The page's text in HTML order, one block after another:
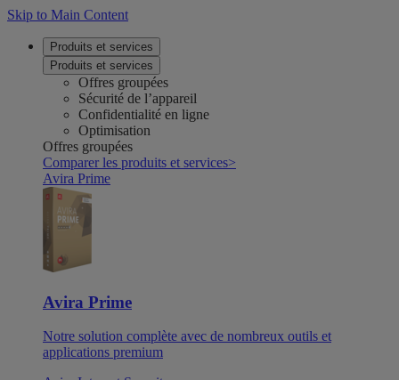
Skip to Main Content
Produits et services
Produits et services
Offres groupées
Sécurité de l’appareil
Confidentialité en ligne
Optimisation
Offres groupées
Comparer les produits et services>
Avira Prime
Avira Prime
Notre solution complète avec de nombreux outils et
applications premium